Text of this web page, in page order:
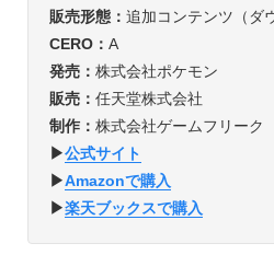
販売形態： 追加コンテンツ（ダ
CERO： A
発売： 株式会社ポケモン
販売： 任天堂株式会社
制作： 株式会社ゲームフリーク
▶︎公式サイト
▶︎Amazonで購入
▶︎楽天ブックスで購入